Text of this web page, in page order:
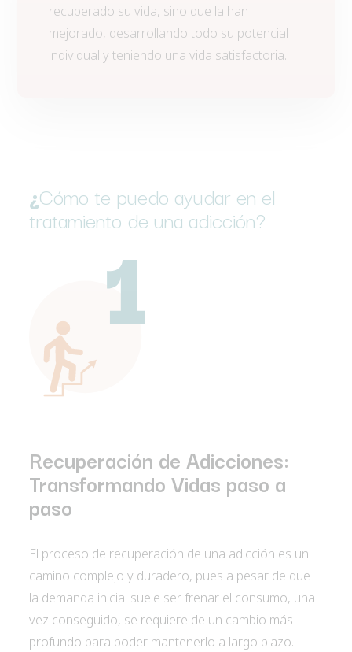
recuperado su vida, sino que la han
mejorado, desarrollando todo su potencial
individual y teniendo una vida satisfactoria.
¿Cómo te puedo ayudar en el
tratamiento de una adicción?
Recuperación de Adicciones:
Transformando Vidas paso a
paso
El proceso de recuperación de una adicción es un
camino complejo y duradero, pues a pesar de que
la demanda inicial suele ser frenar el consumo, una
vez conseguido, se requiere de un cambio más
profundo para poder mantenerlo a largo plazo.